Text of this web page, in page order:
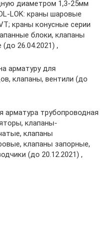
диаметром 1,3-25мм
LOK: краны шаровые
краны конусные серии
блоки, клапаны
26.04.2021) ,
арматуру для
клапаны, вентили (до
арматура трубопроводная
клапаны-
клапаны
клапаны запорные,
(до 20.12.2021) ,